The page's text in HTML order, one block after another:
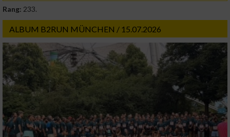
Rang: 233.
ALBUM B2RUN MÜNCHEN / 15.07.2026